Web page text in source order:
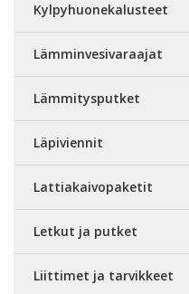
Kylpyhuonekalusteet
Lämminvesivaraajat
Lämmitysputket
Läpiviennit
Lattiakaivopaketit
Letkut ja putket
Liittimet ja tarvikkeet